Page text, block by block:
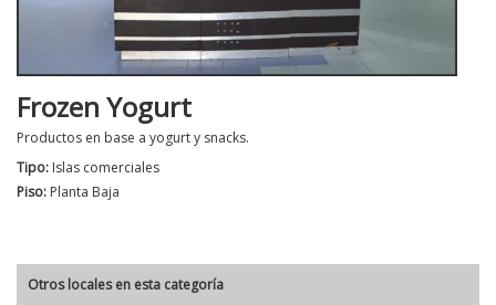
Frozen Yogurt
Productos en base a yogurt y snacks.
Tipo: Islas comerciales
Piso: Planta Baja
Otros locales en esta categoría